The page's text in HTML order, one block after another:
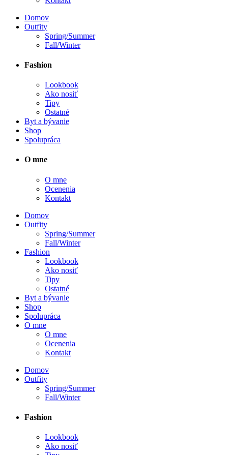
Domov
Outfity
Spring/Summer
Fall/Winter
Fashion
Lookbook
Ako nosiť
Tipy
Ostatné
Byt a bývanie
Shop
Spolupráca
O mne
O mne
Ocenenia
Kontakt
Domov
Outfity
Spring/Summer
Fall/Winter
Fashion
Lookbook
Ako nosiť
Tipy
Ostatné
Byt a bývanie
Shop
Spolupráca
O mne
O mne
Ocenenia
Kontakt
Domov
Outfity
Spring/Summer
Fall/Winter
Fashion
Lookbook
Ako nosiť